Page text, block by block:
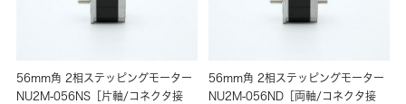
56mm角 2相ステッピングモーター
NU2M-056NS［片軸/コネクタ接
56mm角 2相ステッピングモーター
NU2M-056ND［両軸/コネクタ接